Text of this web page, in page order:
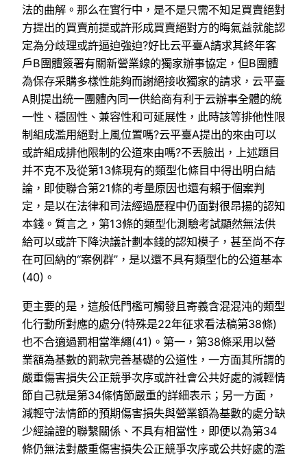
法的曲解。那么在實行中，是不是只需不知足買賣絕對
方提出的買賣前提或許形成買賣絕對方的晦氣益就能認
定為分歧理或許逼迫強迫?好比云平臺A請求其終年客
戶B團體簽署有關新營業線的獨家辦事協定，但B團體
為保存采購多樣性能夠而謝絕接收獨家的請求，云平臺
A則提出統一團體內同一供給商有利于云辦事全體的統
一性、穩固性、兼容性和可延展性，此時該等排他性限
制組成濫用絕對上風位置嗎?云平臺A提出的來由可以
或許組成排他限制的公道來由嗎?不丟臉出，上述題目
并不克不及從第13條現有的類型化條目中得出明白結
論，即使聯合第21條的考量原因也還有賴于個案判
定，是以在法律和司法經過歷程中仍面對很昂揚的認知
本錢。質言之，第13條的類型化測驗考試顯然無法供
給可以或許下降決議計劃本錢的認知模子，甚至尚不存
在可回納的“案例群”，是以還不具有類型化的公道基本
(40)。
更主要的是，這般低門檻可觸發且寄義含混混沌的類型
化行動所對應的處分(特殊是22年征求看法稿第38條)
也不合適過罰相當準繩(41)。第一，第38條采用以營
業額為基數的罰款完善基礎的公道性，一方面其所謂的
嚴重傷害損失公正競爭次序或許社會公共好處的減輕情
節自己就是第34條情節嚴重的詳細表示；另一方面，
減輕守法情節的預期傷害損失與營業額為基數的處分缺
少經論證的聯繫關係、不具有相當性，即便以為第34
條仍無法對嚴重傷害損失公正競爭次序或公共好處的濫